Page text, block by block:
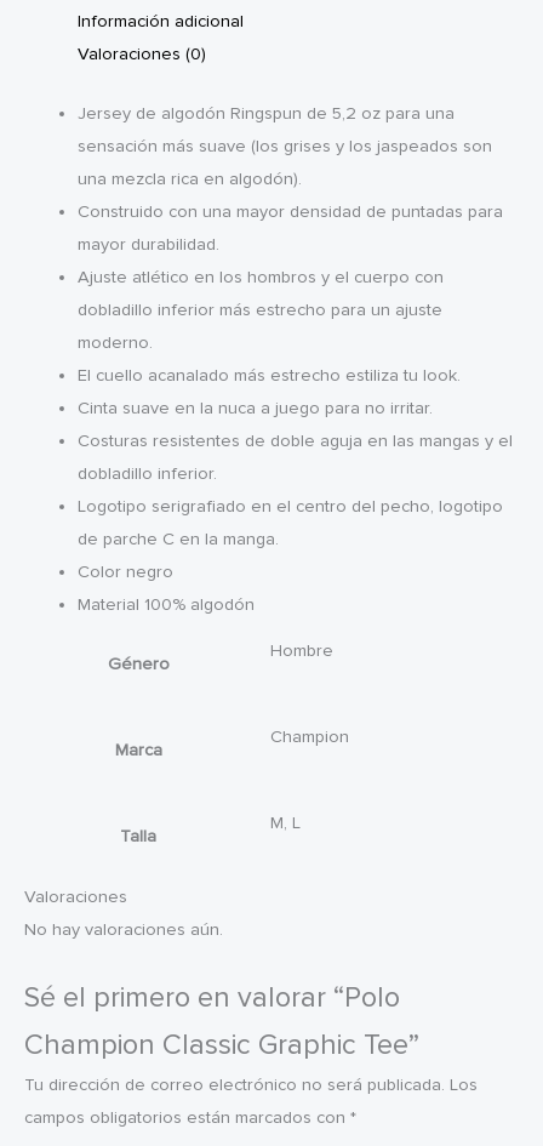
Información adicional
Valoraciones (0)
Jersey de algodón Ringspun de 5,2 oz para una
sensación más suave (los grises y los jaspeados son
una mezcla rica en algodón).
Construido con una mayor densidad de puntadas para
mayor durabilidad.
Ajuste atlético en los hombros y el cuerpo con
dobladillo inferior más estrecho para un ajuste
moderno.
El cuello acanalado más estrecho estiliza tu look.
Cinta suave en la nuca a juego para no irritar.
Costuras resistentes de doble aguja en las mangas y el
dobladillo inferior.
Logotipo serigrafiado en el centro del pecho, logotipo
de parche C en la manga.
Color negro
Material 100% algodón
Género
Hombre
Marca
Champion
Talla
M, L
Valoraciones
No hay valoraciones aún.
Sé el primero en valorar “Polo
Champion Classic Graphic Tee”
Tu dirección de correo electrónico no será publicada. Los
campos obligatorios están marcados con *